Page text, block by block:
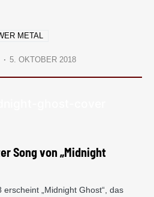
METAL
5. OKTOBER 2018
Song von „Midnight
„Midnight Ghost“, das